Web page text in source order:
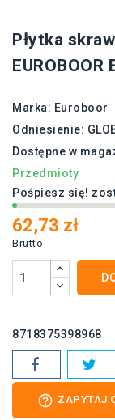
Płytka
Marka: Euroboor
Odniesienie:
Dostępne w
Przedmioty
Pośpiesz się!
62,73 zł
Brutto
8718375398968
help_outline ZAPYTAJ